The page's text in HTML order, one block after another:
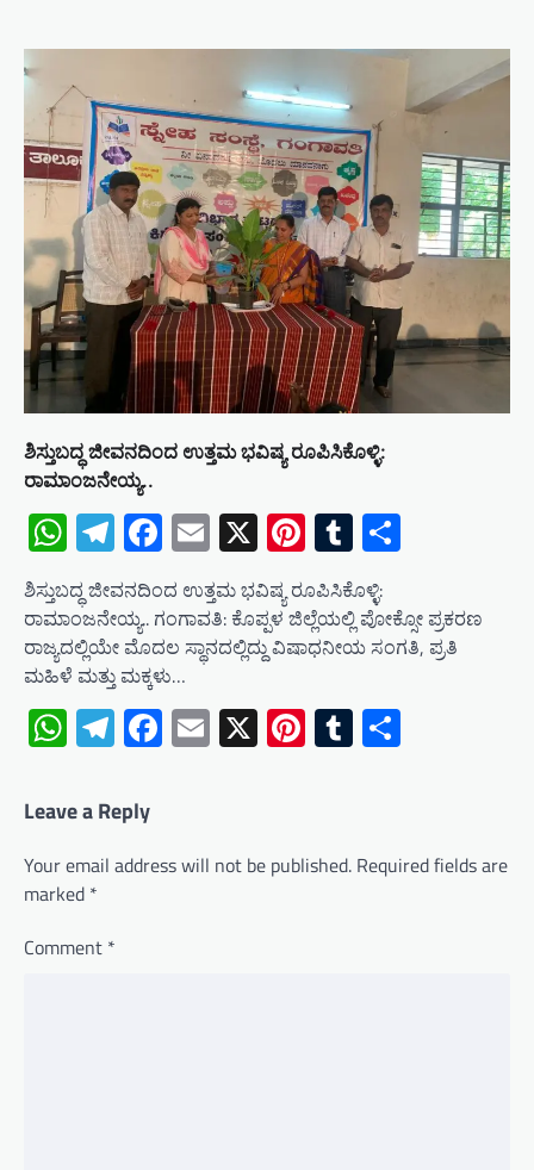
ಶಿಸ್ತುಬದ್ಧ ಜೀವನದಿಂದ ಉತ್ತಮ ಭವಿಷ್ಯ ರೂಪಿಸಿಕೊಳ್ಳಿ:
ರಾಮಾಂಜನೇಯ್ಯ..
WhatsApp
Telegram
Facebook
Email
X Pinterest
Tumblr
ಶಿಸ್ತುಬದ್ಧ ಜೀವನದಿಂದ ಉತ್ತಮ ಭವಿಷ್ಯ ರೂಪಿಸಿಕೊಳ್ಳಿ:
ರಾಮಾಂಜನೇಯ್ಯ.. ಗಂಗಾವತಿ: ಕೊಪ್ಪಳ ಜಿಲ್ಲೆಯಲ್ಲಿ ಪೋಕ್ಸೋ ಪ್ರಕರಣ
ರಾಜ್ಯದಲ್ಲಿಯೇ ಮೊದಲ ಸ್ಥಾನದಲ್ಲಿದ್ದು ವಿಷಾಧನೀಯ ಸಂಗತಿ, ಪ್ರತಿ
ಮಹಿಳೆ ಮತ್ತು ಮಕ್ಕಳು…
WhatsApp
Telegram
Facebook
Email
X Pinterest
Tumblr
Leave a Reply
Your email address will not be published. Required fields are
marked *
Comment *